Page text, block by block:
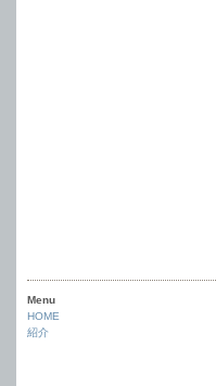
Menu
HOME
紹介